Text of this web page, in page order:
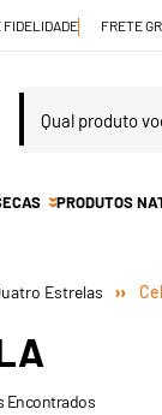
FIDELIDADE FRETE
PRODUTOS
Encontrados